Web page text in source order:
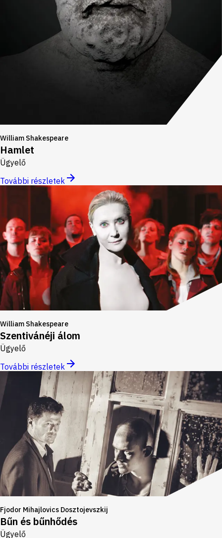
William Shakespeare
Hamlet
Ügyelő
További részletek
William Shakespeare
Szentivánéji álom
Ügyelő
További részletek
Fjodor Mihajlovics Dosztojevszkij
Bűn és bűnhődés
Ügyelő